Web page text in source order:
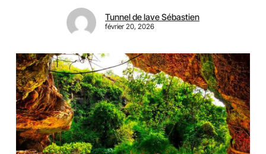
Tunnel de lave Sébastien
février 20, 2026